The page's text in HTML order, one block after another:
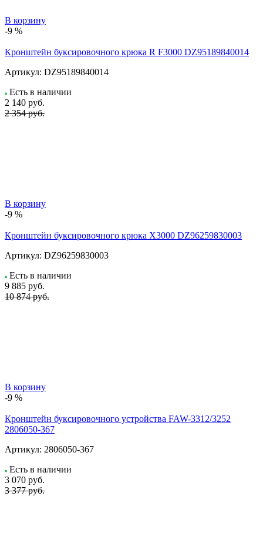
В корзину
-9 %
Кронштейн буксировочного крюка R F3000 DZ95189840014
Артикул: DZ95189840014
Есть в наличии
2 140 руб.
2 354 руб.
В корзину
-9 %
Кронштейн буксировочного крюка X3000 DZ96259830003
Артикул: DZ96259830003
Есть в наличии
9 885 руб.
10 874 руб.
В корзину
-9 %
Кронштейн буксировочного устройства FAW-3312/3252
2806050-367
Артикул: 2806050-367
Есть в наличии
3 070 руб.
3 377 руб.